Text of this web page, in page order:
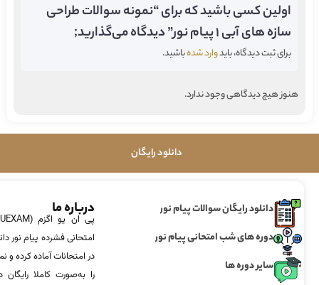
اولین کسی باشید که برای “نمونه سوالات طراحی
سازه های آبی ۱ پیام نور” دیدگاه می‌گذارید;
برای ثبت دیدگاه، بایدوارد شدهباشید.
هنوز هیچ دیدگاهی وجود ندارد.
دانلود رایگان
دانلود رایگان سوالات پیام نور
دوره های شب امتحانی پیام نور
سایر دوره ها
درباره ما
امتحانی فشرده پیام نور
در امتحانات آماده‌ کرده
را به‌صورت کاملا